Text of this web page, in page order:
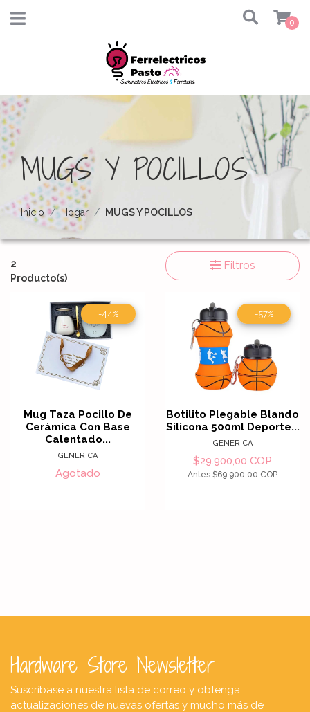
0
MUGS Y POCILLOS
Inicio Hogar MUGS Y POCILLOS
2
Producto(s)
Filtros
-44%
Mug Taza Pocillo De
Cerámica Con Base
Calentado...
GENERICA
Agotado
-57%
Botilito Plegable Blando
Silicona 500ml Deporte...
GENERICA
$29.900,00 COP
Antes $69.900,00 COP
Hardware Store Newsletter
Suscríbase a nuestra lista de correo y obtenga
actualizaciones de nuevas ofertas y mucho más de